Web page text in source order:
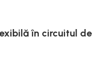
în circuitul de